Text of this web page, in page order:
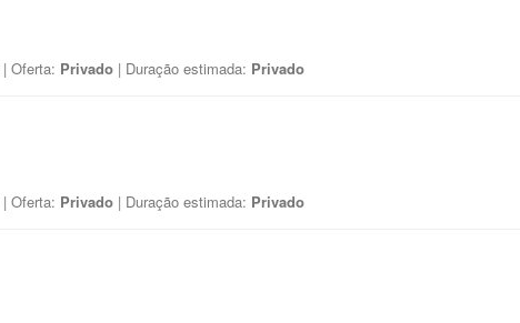
| Oferta: Privado | Duração estimada: Privado
| Oferta: Privado | Duração estimada: Privado